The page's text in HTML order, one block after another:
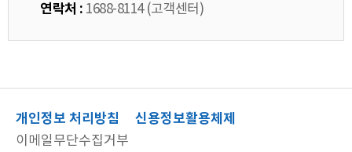
연락처 : 1688-8114 (고객센터)
개인정보 처리방침 신용정보활용체제
이메일무단수집거부